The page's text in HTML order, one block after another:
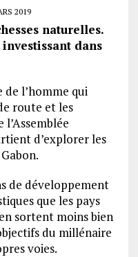
2019
naturelles.
dans
l’homme qui
route et les
d’explorer les
de développement
que les pays
sortent moins bien
du millénaire
voies.